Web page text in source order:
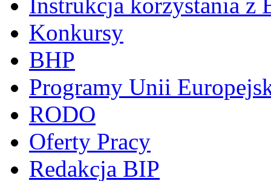
Konkursy
BHP
Programy Unii
RODO
Oferty Pracy
Redakcja BIP